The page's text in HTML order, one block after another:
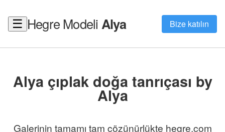
☰ Hegre ModeliAlya Bize katılın
Alya çıplak doğa tanrıçası by
Alya
Galerinin tamamı tam çözünürlükte hegre.com